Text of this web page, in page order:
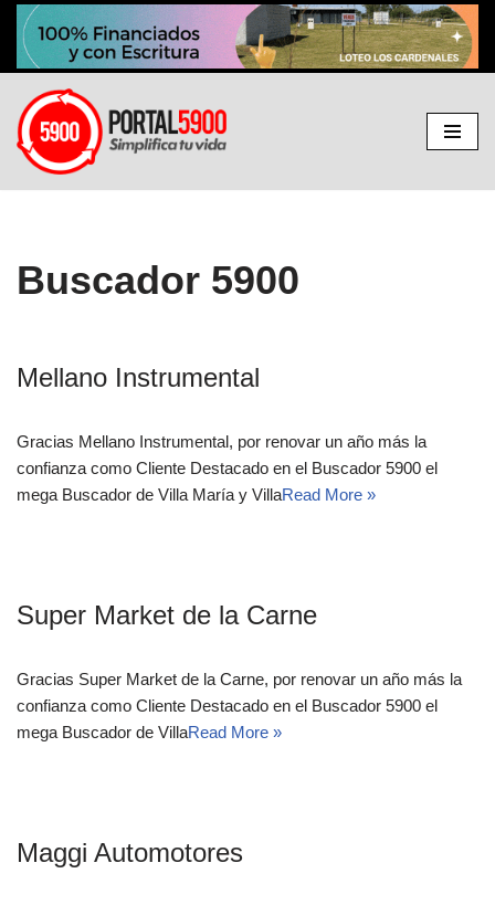
contenido
Buscador 5900
Mellano Instrumental
Gracias Mellano Instrumental, por renovar un año más la
confianza como Cliente Destacado en el Buscador 5900 el
mega Buscador de Villa María y VillaRead More »
Super Market de la Carne
Gracias Super Market de la Carne, por renovar un año más la
confianza como Cliente Destacado en el Buscador 5900 el
mega Buscador de VillaRead More »
Maggi Automotores